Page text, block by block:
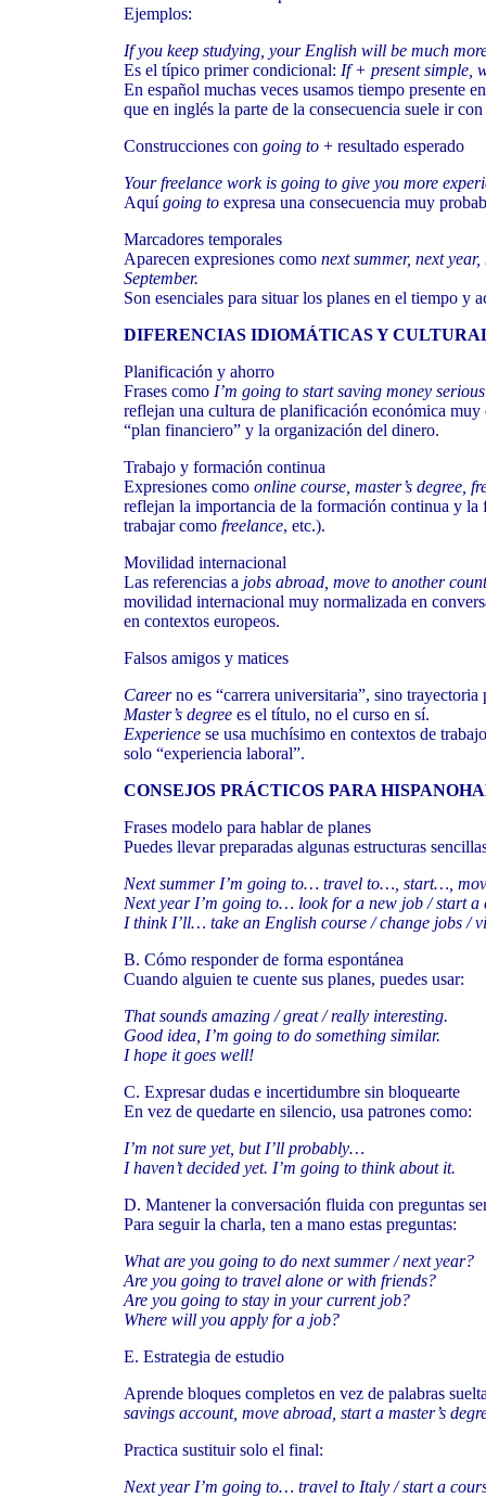
Ejemplos:
If you keep studying, your English will be much
Es el típico primer condicional: If + present simple,
En español muchas veces usamos tiempo presente
que en inglés la parte de la consecuencia suele ir con
Construcciones con going to + resultado esperado
Your freelance work is going to give you more
Aquígoing to expresa una consecuencia muy
Marcadores temporales
Aparecen expresiones como next summer, next
September.
Son esenciales para situar los planes en el tiempo y
DIFERENCIAS IDIOMÁTICAS Y
Planificación y ahorro
Frases como I’m going to start saving money
reflejan una cultura de planificación económica
“plan financiero” y la organización del dinero.
Trabajo y formación continua
Expresiones como online course, master’s degree,
reflejan la importancia de la formación continua y
trabajar como freelance, etc.).
Movilidad internacional
Las referencias a jobs abroad, move to another
movilidad internacional muy normalizada en
en contextos europeos.
Falsos amigos y matices
Careerno es “carrera universitaria”, sino trayectoria
Master’s degree es el título, no el curso en sí.
Experience se usa muchísimo en contextos de
solo “experiencia laboral”.
CONSEJOS PRÁCTICOS PARA
Frases modelo para hablar de planes
Puedes llevar preparadas algunas estructuras
Next summer I’m going to… travel to…, start…,
Next year I’m going to… look for a new job / start a
I think I’ll… take an English course / change jobs /
B. Cómo responder de forma espontánea
Cuando alguien te cuente sus planes, puedes usar:
That sounds amazing / great / really interesting.
Good idea, I’m going to do something similar.
I hope it goes well!
C. Expresar dudas e incertidumbre sin bloquearte
En vez de quedarte en silencio, usa patrones como:
I’m not sure yet, but I’ll probably…
I haven’t decided yet. I’m going to think about it.
D. Mantener la conversación fluida con preguntas
Para seguir la charla, ten a mano estas preguntas:
What are you going to do next summer / next year?
Are you going to travel alone or with friends?
Are you going to stay in your current job?
Where will you apply for a job?
E. Estrategia de estudio
Aprende bloques completos en vez de palabras
savings account, move abroad, start a master’s
Practica sustituir solo el final:
Next year I’m going to… travel to Italy / start a